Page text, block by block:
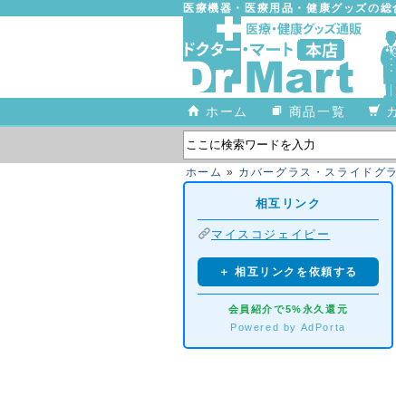
医療機器・医療用品・健康グッズの
ホーム 商品一覧
ホーム » カバーグラス・スライドグ
相互リンク
マイスコジェイピー
＋ 相互リンクを依頼する
会員紹介で5%永久還元
Powered by AdPorta